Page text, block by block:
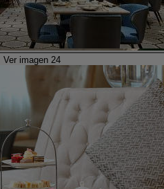
Ver imagen 24